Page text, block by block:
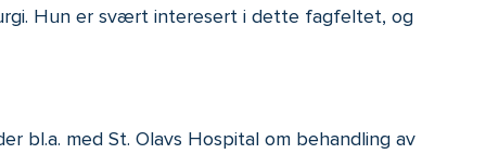
Hun er svært interesert i dette fagfeltet, og
bl.a. med St. Olavs Hospital om behandling av